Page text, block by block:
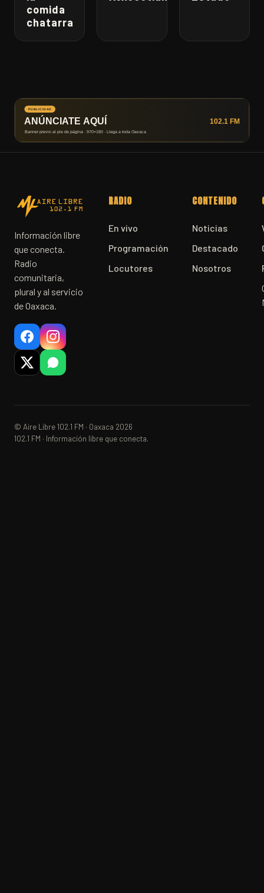
comida
chatarra
Información libre
que conecta.
Radio
comunitaria,
plural y al servicio
de Oaxaca.
RADIO
En vivo
Programación
Locutores
CONTENIDO
Noticias
Destacado
Nosotros
© Aire Libre 102.1 FM · Oaxaca 2026
102.1 FM · Información libre que conecta.